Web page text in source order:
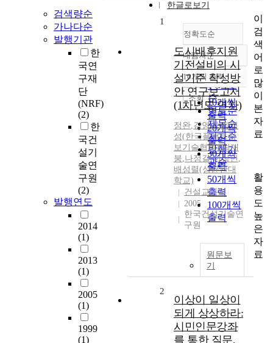
검색량순
가나다순
발행기관
한
국연
구재
단
(NRF)
(2)
한
국건
설기
술연
구원
(2)
발행연도
2014
(1)
2013
(1)
2005
(1)
1999
(1)
한글로보기
정확도순
정확도
순
인기도
순
연도순
제목순
저자순
발행기
관순
내림차순
내림차순
10개씩 출력
10개씩
출력
20개씩
출력
30개씩
출력
50개씩
출력
100개씩
출력
조회
1
도시배후지원
기전설비의 시
설기준 작성방
안 연구보고서
(1차년도 연차)
정완,김영빈,장경
성(한국플랜트정
보기술협회),최재
붕,나정길,이상민 ,
배성렬(성균관대
학교)
건설교통부
2005
한국건설기술연
구원
원문보
기
2
이상이 일상이
되게 상상하라:
시민인문강좌
를 통한 질문,
이
검
색
어
로
많
이
본
자
료
활
용
도
높
은
자
료